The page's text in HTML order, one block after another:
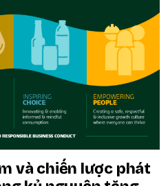
và chiến lược phát